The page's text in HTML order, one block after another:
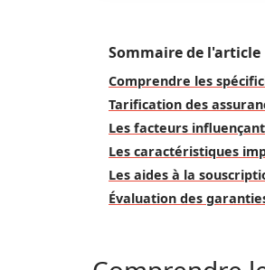
Sommaire de l'article
Comprendre les
Tarification des
Les facteurs
Les caractéristiques
Les aides à la
Évaluation des